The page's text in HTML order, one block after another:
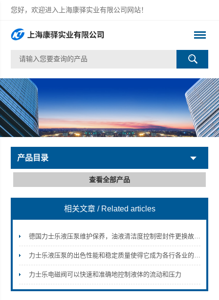
您好，欢迎进入上海康驿实业有限公司网站！
上海康驿实业有限公司
产品目录
查看全部产品
相关文章 / Related articles
德国力士乐液压泵维护保养，油液清洁度控制密封件更换故障排查方法
力士乐液压泵的出色性能和稳定质量使得它成为各行各业的选择
力士乐电磁阀可以快速和准确地控制液体的流动和压力